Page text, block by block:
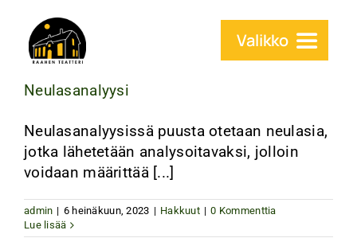
content
Valikko
Etusivu
Raahen Teatteri
Palvelut
Ohjelmisto
Neulasanalyysi
Neulasanalyysissä puusta otetaan neulasia,
jotka lähetetään analysoitavaksi, jolloin
voidaan määrittää [...]
admin | 6 heinäkuun, 2023 | Hakkuut | 0 Kommenttia
Lue lisää